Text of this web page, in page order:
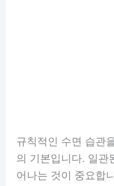
규칙적인 수면 습관
의 기본입니다. 일관
어나는 것이 중요합